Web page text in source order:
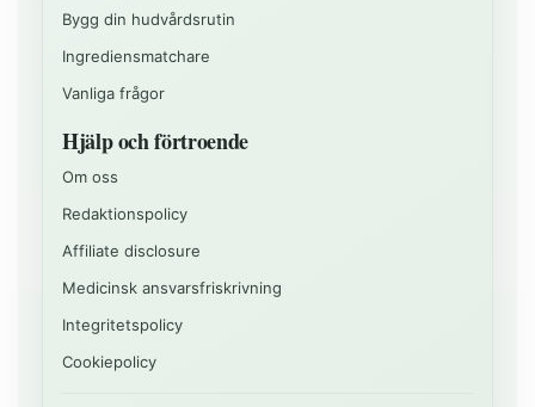
Bygg din hudvårdsrutin
Ingrediensmatchare
Vanliga frågor
Hjälp och förtroende
Om oss
Redaktionspolicy
Affiliate disclosure
Medicinsk ansvarsfriskrivning
Integritetspolicy
Cookiepolicy